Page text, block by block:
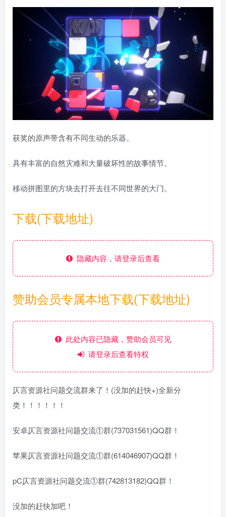
获奖的原声带含有不同生动的乐器。
具有丰富的自然灾难和大量破坏性的故事情节。
移动拼图里的方块去打开去往不同世界的大门。
下载(下载地址)
隐藏内容，请登录后查看
赞助会员专属本地下载(下载地址)
此处内容已隐藏，赞助会员可见
请登录后查看特权
仄言资源社问题交流群来了！(没加的赶快+)全新分
类！！！！！！
安卓仄言资源社问题交流①群(737031561)QQ群！
苹果仄言资源社问题交流①群(614046907)QQ群！
pC仄言资源社问题交流①群(742813182)QQ群！
没加的赶快加吧！